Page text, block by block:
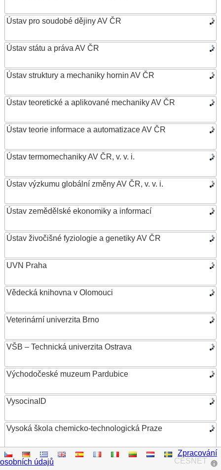
Ústav pro soudobé dějiny AV ČR
Ústav státu a práva AV ČR
Ústav struktury a mechaniky hornin AV ČR
Ústav teoretické a aplikované mechaniky AV ČR
Ústav teorie informace a automatizace AV ČR
Ústav termomechaniky AV ČR, v. v. i.
Ústav výzkumu globální změny AV ČR, v. v. i.
Ústav zemědělské ekonomiky a informací
Ústav živočišné fyziologie a genetiky AV ČR
UVN Praha
Vědecká knihovna v Olomouci
Veterinární univerzita Brno
VŠB – Technická univerzita Ostrava
Východočeské muzeum Pardubice
VysocinaID
Vysoká škola chemicko-technologická Praze
Vysoká škola ekonomická v Praze
CESNET
Zpracování
osobních údajů